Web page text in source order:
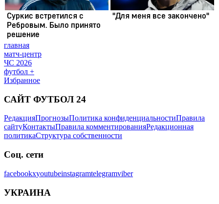
главная
матч-центр
ЧС 2026
футбол +
Избранное
САЙТ ФУТБОЛ 24
РедакцияПрогнозыПолитика конфиденциальностиПравила
сайтуКонтактыПравила комментированияРедакционная
политикаСтруктура собственности
Соц. сети
facebookxyoutubeinstagramtelegramviber
УКРАИНА